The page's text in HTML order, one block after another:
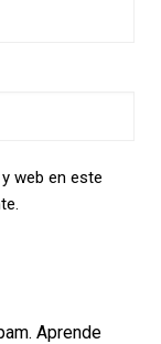
web en este
Aprende